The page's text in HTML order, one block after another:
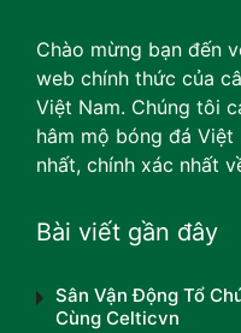
Chào mừng bạn đến
web chính thức của
Việt Nam. Chúng tôi
hâm mộ bóng đá
nhất, chính xác nhất
Bài viết gần đây
Sân Vận Động Tổ
Cùng Celticvn